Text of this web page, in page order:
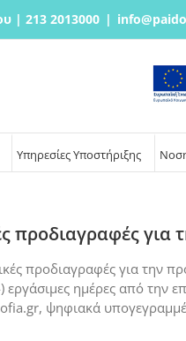
| 213 2013000 |
Υπηρεσίες Υποστήριξης
προδιαγραφές
προδιαγραφές για
εργάσιμες ημέρες από
ψηφιακά